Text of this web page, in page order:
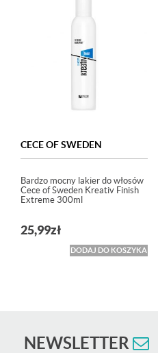
CECE OF SWEDEN
Bardzo mocny lakier do włosów
Cece of Sweden Kreativ Finish
Extreme 300ml
25,99zł
DODAJ DO KOSZYKA
NEWSLETTER